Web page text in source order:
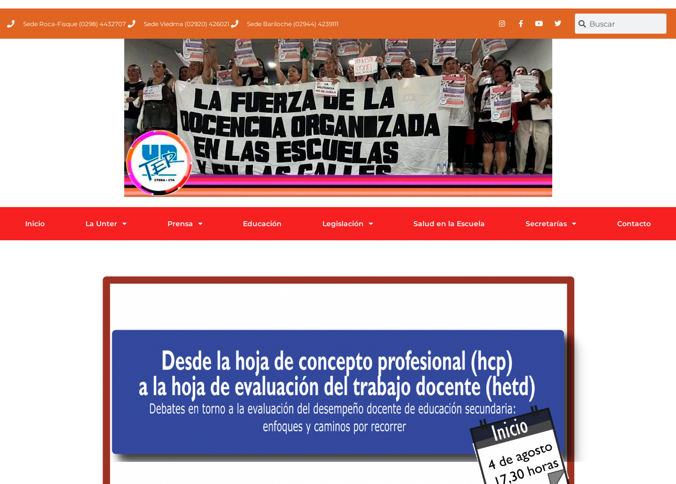
Sede Roca-Fisque (0298) 4432707 Sede Viedma (02920) 426021 Sede Bariloche (02944) 4239111
Inicio La Unter Prensa Educación Legislación Salud en la Escuela Secretarías Contacto